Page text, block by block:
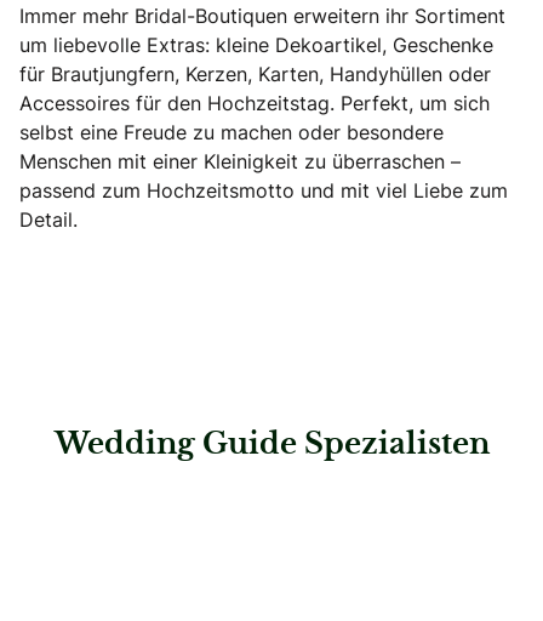
Immer mehr Bridal-Boutiquen erweitern ihr Sortiment
um liebevolle Extras: kleine Dekoartikel, Geschenke
für Brautjungfern, Kerzen, Karten, Handyhüllen oder
Accessoires für den Hochzeitstag. Perfekt, um sich
selbst eine Freude zu machen oder besondere
Menschen mit einer Kleinigkeit zu überraschen –
passend zum Hochzeitsmotto und mit viel Liebe zum
Detail.
Wedding Guide Spezialisten